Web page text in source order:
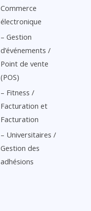
Commerce
électronique
– Gestion
d’événements /
Point de vente
(POS)
– Fitness /
Facturation et
Facturation
– Universitaires /
Gestion des
adhésions